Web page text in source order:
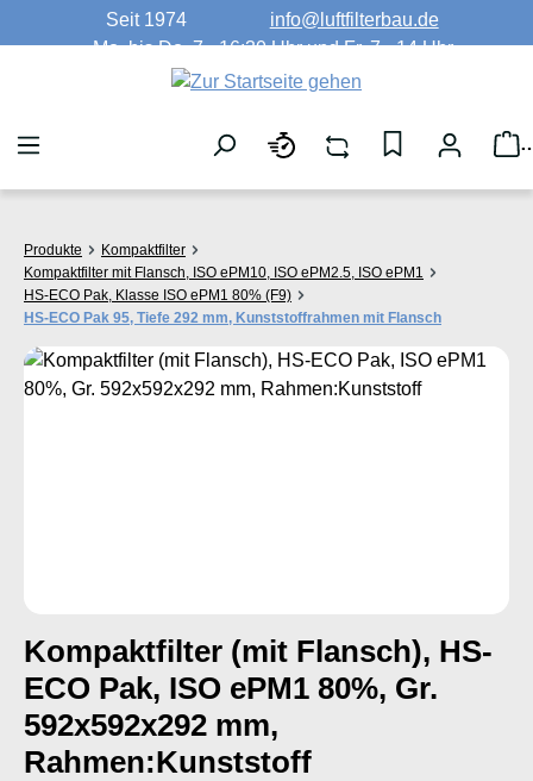
Zum Hauptinhalt springen
Seit 1974
info@luftfilterbau.de
Mo. bis Do. 7 - 16:30 Uhr und Fr. 7 - 14 Uhr
Produkte
Kompaktfilter
Kompaktfilter mit Flansch, ISO ePM10, ISO ePM2.5, ISO ePM1
HS-ECO Pak, Klasse ISO ePM1 80% (F9)
HS-ECO Pak 95, Tiefe 292 mm, Kunststoffrahmen mit Flansch
Bildergalerie überspringen
Kompaktfilter (mit Flansch), HS-
ECO Pak, ISO ePM1 80%, Gr.
592x592x292 mm,
Rahmen:Kunststoff